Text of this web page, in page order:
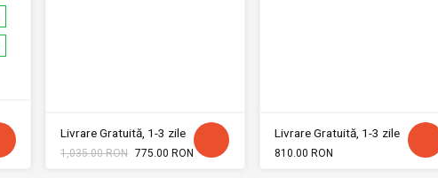
Livrare Gratuită, 1-3 zile
1,035.00 RON 775.00 RON
Livrare Gratuită, 1-3 zile
810.00 RON